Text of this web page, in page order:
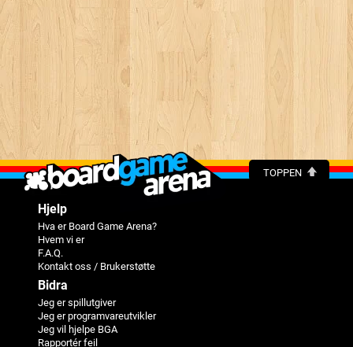
TOPPEN
Hjelp
Hva er Board Game Arena?
Hvem vi er
F.A.Q.
Kontakt oss / Brukerstøtte
Bidra
Jeg er spillutgiver
Jeg er programvareutvikler
Jeg vil hjelpe BGA
Rapportér feil